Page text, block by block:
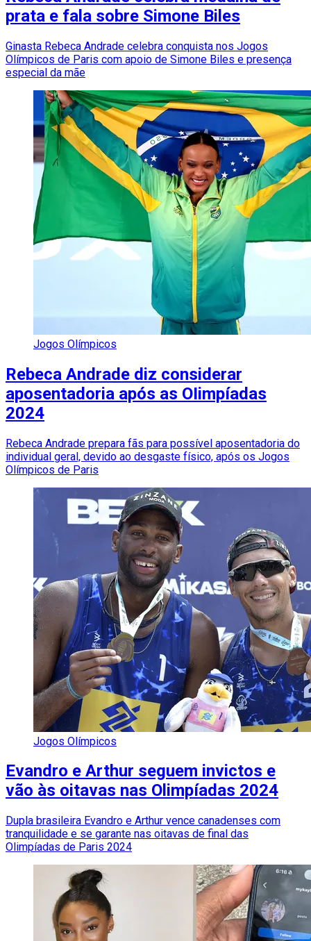
prata e fala sobre Simone Biles
Ginasta Rebeca Andrade celebra conquista nos Jogos
Olímpicos de Paris com apoio de Simone Biles e presença
especial da mãe
Jogos Olímpicos
Rebeca Andrade diz considerar
aposentadoria após as OIimpíadas
2024
Rebeca Andrade prepara fãs para possível aposentadoria do
individual geral, devido ao desgaste físico, após os Jogos
Olímpicos de Paris
Jogos Olímpicos
Evandro e Arthur seguem invictos e
vão às oitavas nas Olimpíadas 2024
Dupla brasileira Evandro e Arthur vence canadenses com
tranquilidade e se garante nas oitavas de final das
Olimpíadas de Paris 2024